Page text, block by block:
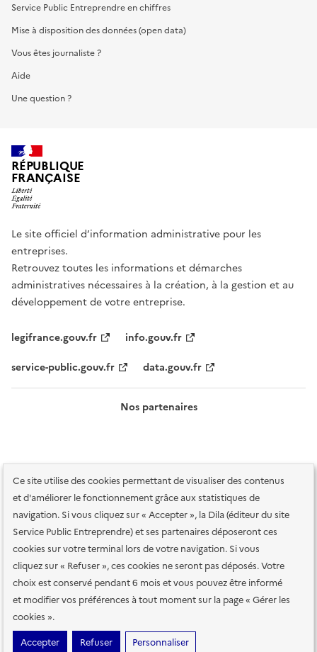
Ce site utilise des cookies permettant de visualiser des contenus
et d'améliorer le fonctionnement grâce aux statistiques de
navigation. Si vous cliquez sur « Accepter », la Dila (éditeur du site
Service Public Entreprendre) et ses partenaires déposeront ces
cookies sur votre terminal lors de votre navigation. Si vous
cliquez sur « Refuser », ces cookies ne seront pas déposés. Votre
choix est conservé pendant 6 mois et vous pouvez être informé
et modifier vos préférences à tout moment sur la page « Gérer les
cookies ».
Accepter
Refuser Personnaliser
Service Public Entreprendre en chiffres
Mise à disposition des données (open data)
Vous êtes journaliste ?
Aide
Une question ?
RÉPUBLIQUE
FRANÇAISE
Le site officiel d’information administrative pour les
entreprises.
Retrouvez toutes les informations et démarches
administratives nécessaires à la création, à la gestion et au
développement de votre entreprise.
legifrance.gouv.fr
info.gouv.fr
service-public.gouv.fr
data.gouv.fr
Nos partenaires
Plan du site Accessibilité : totalement conforme
Accessibilité des
services en ligne
Mentions légales Données personnelles et sécurité
Conditions générales d'utilisation
Gestion des cookies
Paramètres d'affichage
Sauf mention contraire, tous les contenus de ce site sont sous